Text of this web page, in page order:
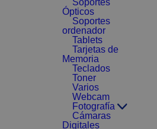
Soportes
Ópticos
Soportes
ordenador
Tablets
Tarjetas de
Memoria
Teclados
Toner
Varios
Webcam
Fotografía
Cámaras
Digitales